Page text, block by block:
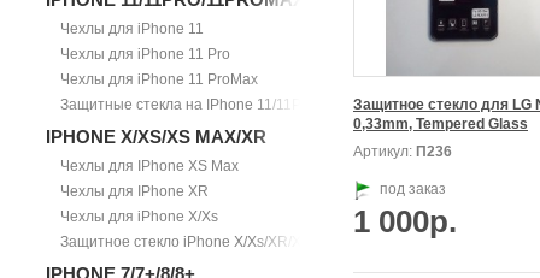
Чехлы для iPhone 11
Чехлы для iPhone 11 Pro
Чехлы для iPhone 11 ProMax
Защитные стекла на IPhone 11/11Pro/11ProMax
IPHONE X/XS/XS MAX/XR
Чехлы для IPhone XS Max
Чехлы для IPhone XR
Чехлы для iPhone X/Xs
Защитное стекло iPhone X/Xs/XR/Xs Max
IPHONE 7/7+/8/8+
Защитное стекло для LG
0,33mm, Tempered Glass
Артикул: П236
под заказ
1 000р.